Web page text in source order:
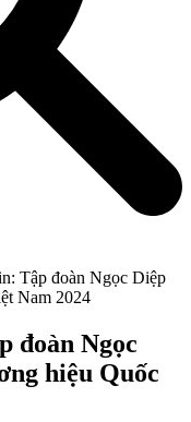
Tập đoàn Ngọc Diệp
Nam 2024
đoàn Ngọc
hiệu Quốc